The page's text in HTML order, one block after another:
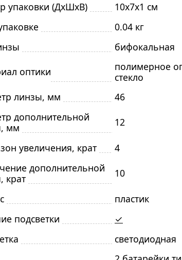
упаковки (ДxШxВ)
10x7x1 см
0.04 кг
бифокальная
оптики
полимерное
стекло
линзы, мм
46
дополнительной
мм
12
увеличения, крат
4
дополнительной
крат
10
пластик
подсветки
✓
светодиодная